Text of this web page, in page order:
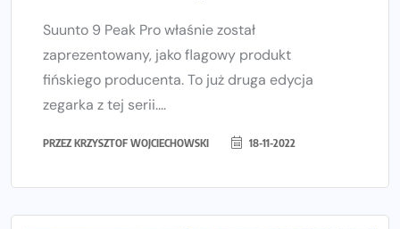
Suunto 9 Peak Pro właśnie został
zaprezentowany, jako flagowy produkt
fińskiego producenta. To już druga edycja
zegarka z tej serii....
PRZEZ KRZYSZTOF WOJCIECHOWSKI 18-11-2022